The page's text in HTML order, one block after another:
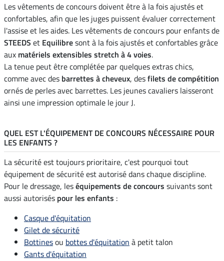
Les vêtements de concours doivent être à la fois ajustés et
confortables, afin que les juges puissent évaluer correctement
l'assise et les aides. Les vêtements de concours pour enfants de
STEEDS et Equilibresont à la fois ajustés et confortables grâce
aux matériels extensibles stretch à 4 voies.
La tenue peut être complétée par quelques extras chics,
comme avec des barrettes à cheveux, desfilets de compétition
ornés de perles avec barrettes. Les jeunes cavaliers laisseront
ainsi une impression optimale le jour J.
QUEL EST L'ÉQUIPEMENT DE CONCOURS NÉCESSAIRE POUR
LES ENFANTS ?
La sécurité est toujours prioritaire, c'est pourquoi tout
équipement de sécurité est autorisé dans chaque discipline.
Pour le dressage, leséquipements de concours suivants sont
aussi autorisés pour les enfants :
Casque d'équitation
Gilet de sécurité
Bottinesou bottes d'équitation à petit talon
Gants d'équitation